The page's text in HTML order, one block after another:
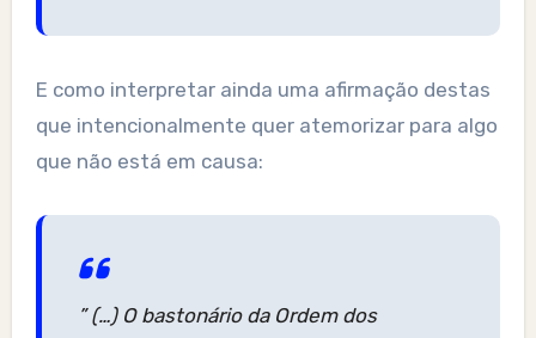
E como interpretar ainda uma afirmação destas
que intencionalmente quer atemorizar para algo
que não está em causa:
” (…) O bastonário da Ordem dos